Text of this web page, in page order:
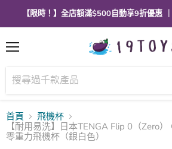
【限時！】全店額滿$500自動享9折優惠
單
首頁
飛機杯
【耐用易洗】日本TENGA Flip 0（Zero
零重力飛機杯（銀白色）